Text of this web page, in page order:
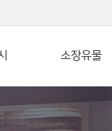
소장유물